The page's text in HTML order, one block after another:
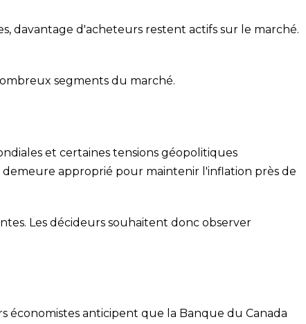
davantage d'acheteurs restent actifs sur le marché.
segments du marché.
et certaines tensions géopolitiques
approprié pour maintenir l'inflation près de
Les décideurs souhaitent donc observer
anticipent que la Banque du Canada